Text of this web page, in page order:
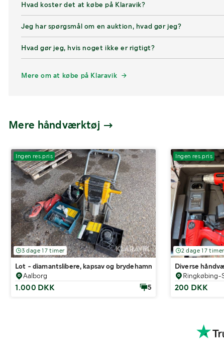
Hvad koster det at købe på Klaravik?
Jeg har spørgsmål om en auktion, hvad gør jeg?
Hvad gør jeg, hvis noget ikke er rigtigt?
Mere om at købe på Klaravik
Mere håndværktøj
Ingen res.pris
3 dage 17 timer
Lot - diamantslibere, kapsav og brydehammer
Aalborg
1.000 DKK 5
Ingen res.pris
2 dage 17 timer
Diverse
Ringkøbing-
200 DKK